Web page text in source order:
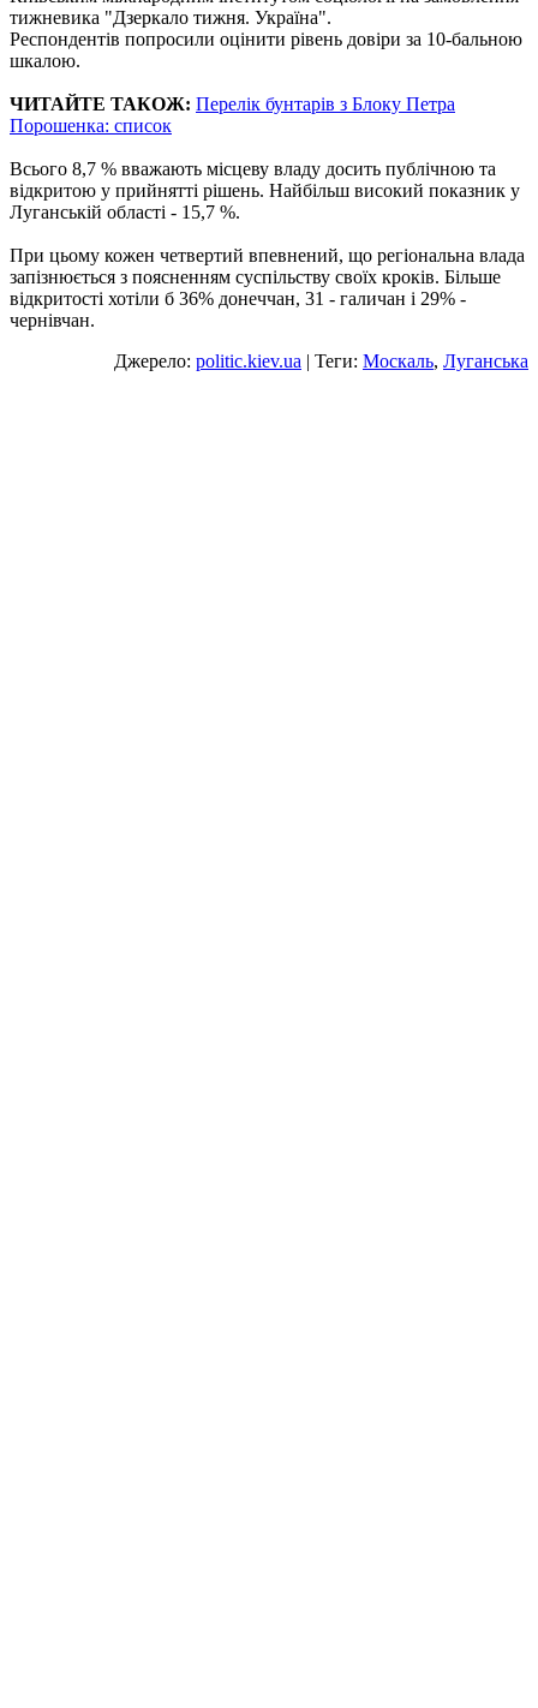
тижневика "Дзеркало тижня. Україна".
Респондентів попросили оцінити рівень довіри за 10-бальною
шкалою.
ЧИТАЙТЕ ТАКОЖ: Перелік бунтарів з Блоку Петра
Порошенка: список
Всього 8,7 % вважають місцеву владу досить публічною та
відкритою у прийнятті рішень. Найбільш високий показник у
Луганській області - 15,7 %.
При цьому кожен четвертий впевнений, що регіональна влада
запізнюється з поясненням суспільству своїх кроків. Більше
відкритості хотіли б 36% донеччан, 31 - галичан і 29% -
чернівчан.
Джерело: politic.kiev.ua | Теги: Москаль, Луганська